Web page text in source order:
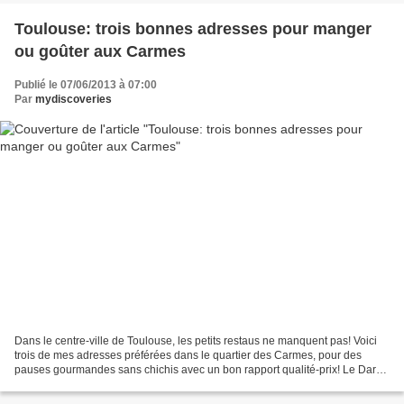
Toulouse: trois bonnes adresses pour manger
ou goûter aux Carmes
Publié le 07/06/2013 à 07:00
Par mydiscoveries
Dans le centre-ville de Toulouse, les petits restaus ne manquent pas! Voici
trois de mes adresses préférées dans le quartier des Carmes, pour des
pauses gourmandes sans chichis avec un bon rapport qualité-prix! Le Dar